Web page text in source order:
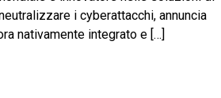
i cyberattacchi, annuncia
nativamente integrato e […]